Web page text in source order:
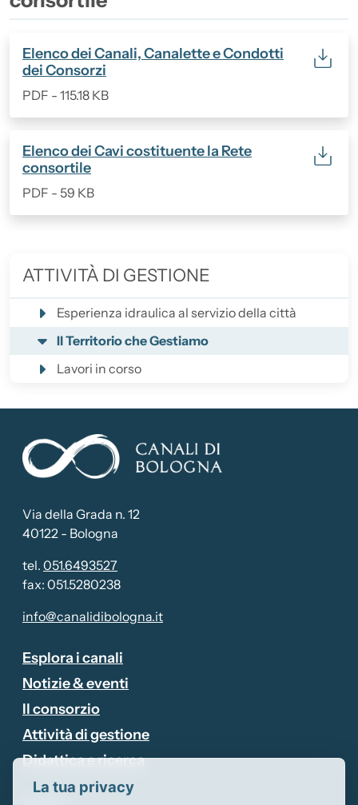
Elenco dei Canali, Canalette e Condotti
dei Consorzi
(Formato PDF, 115.18 KB)
PDF - 115.18 KB
Elenco dei Cavi costituente la Rete
consortile
(Formato PDF, 59 KB)
PDF - 59 KB
ATTIVITÀ DI GESTIONE
Esperienza idraulica al servizio della città
Il Territorio che Gestiamo
Lavori in corso
Via della Grada n. 12
40122 - Bologna
tel. 051.6493527
fax: 051.5280238
info@canalidibologna.it
Esplora i canali
Notizie & eventi
Il consorzio
Attività di gestione
Didattica e ricerca
La tua privacy